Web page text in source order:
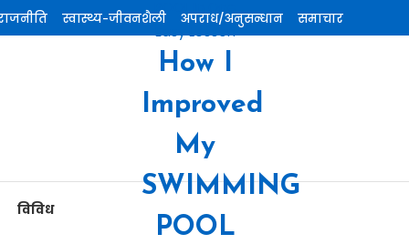
स्वास्थ्य-जीवनशैली अपराध/अनुसन्धान समाचार
विविध
How I
Improved
My
SWIMMING
POOL